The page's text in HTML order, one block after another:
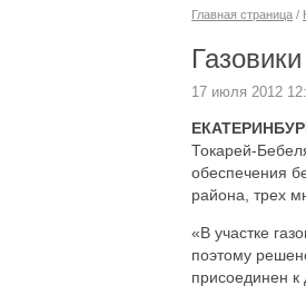
Главная страница /
17 июля 2012
Токарей-
обеспечения
района, трех
«В участке
поэтому
присоединен к